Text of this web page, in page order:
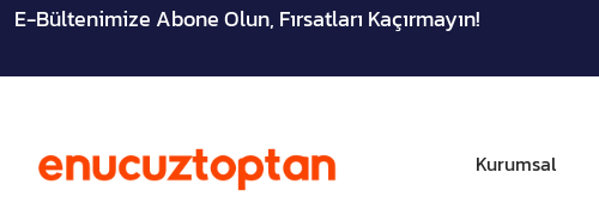
E-Bültenimize Abone Olun, Fırsatları Kaçırmayın!
Kurumsal